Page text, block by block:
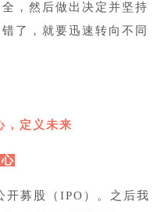
，然后做出决定并坚持
了，就要迅速转向不同
，定义未来
开募股（IPO）。之后我